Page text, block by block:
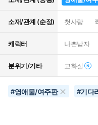
소재/관계 (순정) 첫사랑
캐릭터 나쁜남자
분위기/기타 고화질
#영애물/여주판 #기다